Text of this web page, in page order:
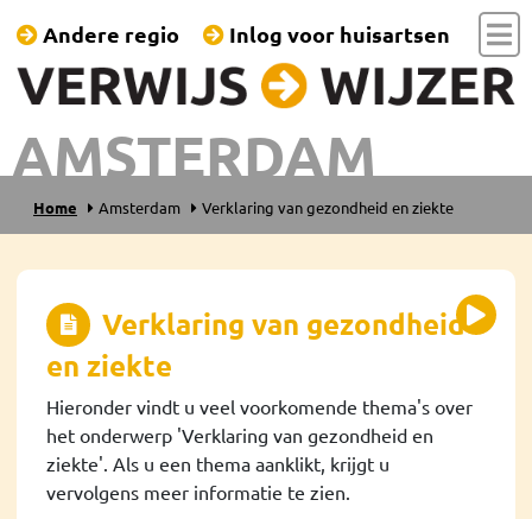
AMSTERDAM
Andere regio Inlog voor huisartsen
Home Amsterdam Verklaring van gezondheid en ziekte
Verklaring van gezondheid
en ziekte
Hieronder vindt u veel voorkomende thema's over
het onderwerp 'Verklaring van gezondheid en
ziekte'. Als u een thema aanklikt, krijgt u
vervolgens meer informatie te zien.